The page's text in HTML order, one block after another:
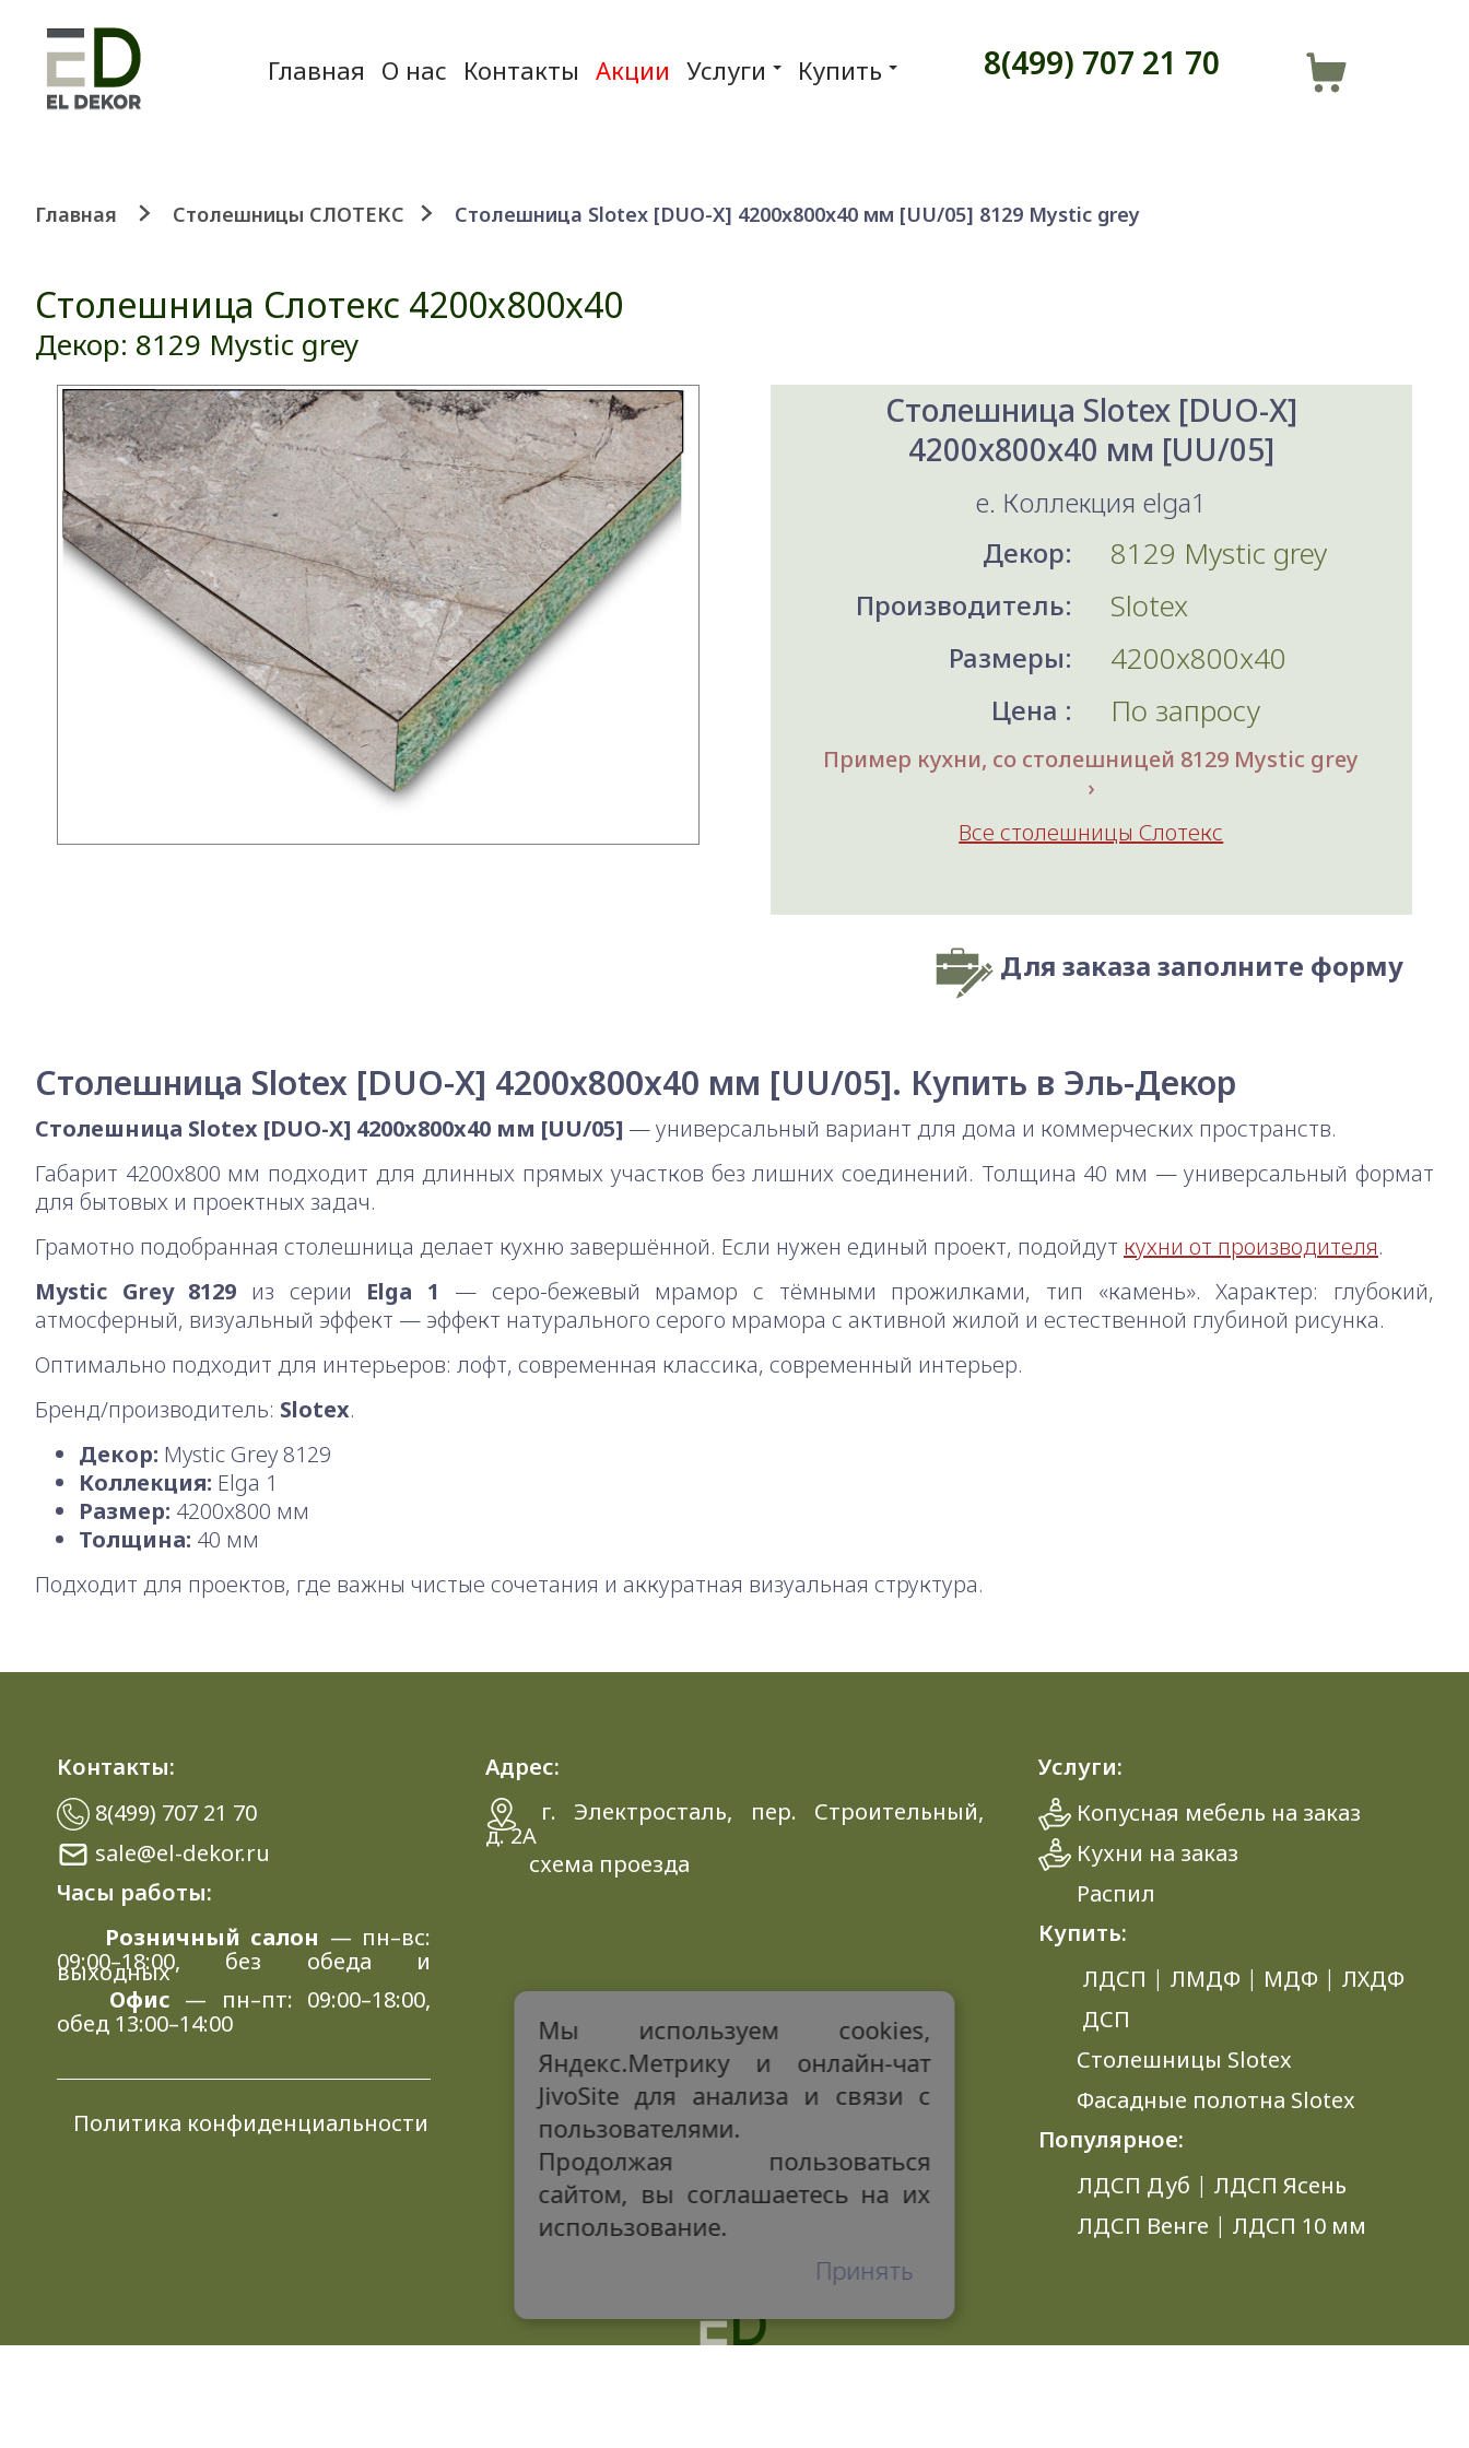
Главная О нас Контакты Акции Услуги Купить 8(499) 707 21 70
Главная Столешницы СЛОТЕКС Столешница Slotex [DUO-X] 4200x800x40 мм [UU/05] 8129 Mystic grey
Столешница Слотекс 4200x800x40
Декор: 8129 Mystic grey
Столешница Slotex [DUO-X]
4200x800x40 мм [UU/05]
e. Коллекция elga1
Декор:
8129 Mystic grey
Производитель: Slotex
Размеры: 4200x800x40
Цена : По запросу
Пример кухни, со столешницей 8129 Mystic grey
Все столешницы Слотекс
Для заказа заполните форму
Столешница Slotex [DUO-X] 4200x800x40 мм [UU/05]. Купить в Эль-Декор
Столешница Slotex [DUO-X] 4200x800x40 мм [UU/05] — универсальный вариант для дома и коммерческих пространств.
Габарит 4200x800 мм подходит для длинных прямых участков без лишних соединений. Толщина 40 мм — универсальный формат
для бытовых и проектных задач.
Грамотно подобранная столешница делает кухню завершённой. Если нужен единый проект, подойдут кухни от производителя.
Mystic Grey 8129 из серии Elga 1
— серо-бежевый мрамор с тёмными прожилками, тип «камень». Характер: глубокий,
атмосферный, визуальный эффект — эффект натурального серого мрамора с активной жилой и естественной глубиной рисунка.
Оптимально подходит для интерьеров: лофт, современная классика, современный интерьер.
Бренд/производитель: Slotex.
Декор: Mystic Grey 8129
Коллекция: Elga 1
Размер: 4200x800 мм
Толщина: 40 мм
Подходит для проектов, где важны чистые сочетания и аккуратная визуальная структура.
Контакты:
8(499) 707 21 70
sale@el-dekor.ru
Часы работы:
Розничный салон — пн–вс:
09:00–18:00, без обеда и
выходных
Офис — пн–пт: 09:00–18:00,
обед 13:00–14:00
Политика конфиденциальности
Адрес:
г. Электросталь, пер. Строительный,
д. 2A
схема проезда
Услуги:
Копусная мебель на заказ
Кухни на заказ
Распил
Купить:
ЛДСП | ЛМДФ | МДФ | ЛХДФ
ДСП
Столешницы Slotex
Фасадные полотна Slotex
Популярное:
ЛДСП Дуб | ЛДСП Ясень
ЛДСП Венге | ЛДСП 10 мм
Мы используем cookies,
Яндекс.Метрику и онлайн-чат
JivoSite для анализа и связи с
пользователями.
Продолжая пользоваться
сайтом, вы соглашаетесь на их
использование.
Принять